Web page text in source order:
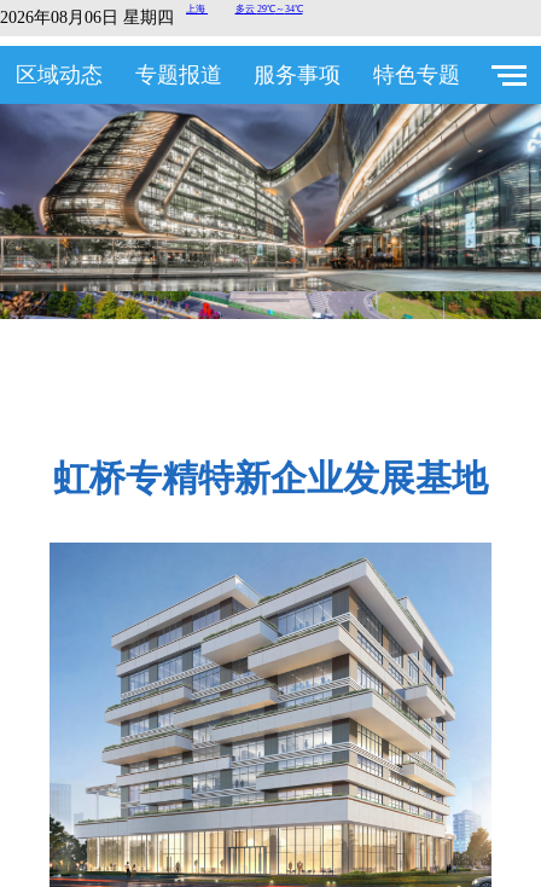
2026年08月06日 星期四
区域动态 专题报道 服务事项 特色专题
虹桥专精特新企业发展基地